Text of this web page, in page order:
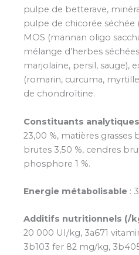
pulpe de betterave,
pulpe de chicorée séchée
MOS (mannan oligo
mélange d’herbes
marjolaine, persil, sauge),
(romarin, curcuma,
de chondroïtine.
Constituants analytiques
23,00 %, matières grasses
brutes 3,50 %, cendres
phosphore 1 %.
Energie métabolisable :
Additifs nutritionnels (/
20 000 UI/kg, 3a671
3b103 fer 82 mg/kg,